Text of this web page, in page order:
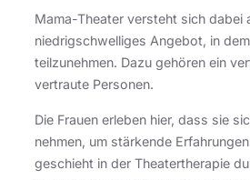
Mama-Theater versteht sich dabei
niedrigschwelliges Angebot, in
teilzunehmen. Dazu gehören ein
vertraute Personen.
Die Frauen erleben hier, dass sie
nehmen, um stärkende
geschieht in der Theatertherapie